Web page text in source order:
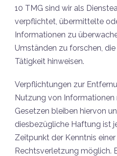
10 TMG sind wir als
verpflichtet, übermittelte
Informationen zu
Umständen zu forschen,
Tätigkeit hinweisen.
Verpflichtungen zur
Nutzung von Informationen
Gesetzen bleiben hiervon
diesbezügliche Haftung ist
Zeitpunkt der Kenntnis
Rechtsverletzung möglich.